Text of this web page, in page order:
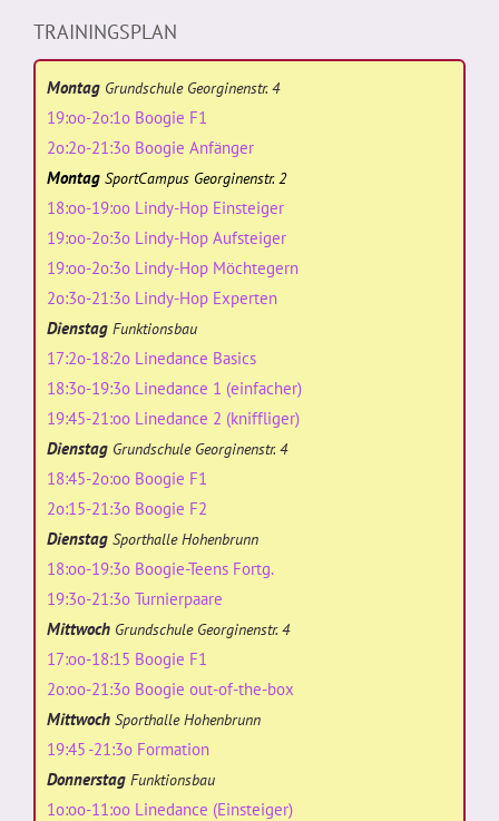
TRAININGSPLAN
Montag Grundschule Georginenstr. 4
19:oo-2o:1o Boogie F1
2o:2o-21:3o Boogie Anfänger
Montag SportCampus Georginenstr. 2
18:oo-19:oo Lindy-Hop Einsteiger
19:oo-2o:3o Lindy-Hop Aufsteiger
19:oo-2o:3o Lindy-Hop Möchtegern
2o:3o-21:3o Lindy-Hop Experten
Dienstag Funktionsbau
17:2o-18:2o Linedance Basics
18:3o-19:3o Linedance 1 (einfacher)
19:45-21:oo Linedance 2 (kniffliger)
Dienstag Grundschule Georginenstr. 4
18:45-2o:oo Boogie F1
2o:15-21:3o Boogie F2
Dienstag Sporthalle Hohenbrunn
18:oo-19:3o Boogie-Teens Fortg.
19:3o-21:3o Turnierpaare
Mittwoch Grundschule Georginenstr. 4
17:oo-18:15 Boogie F1
2o:oo-21:3o Boogie out-of-the-box
Mittwoch Sporthalle Hohenbrunn
19:45 -21:3o Formation
Donnerstag Funktionsbau
1o:oo-11:oo Linedance (Einsteiger)